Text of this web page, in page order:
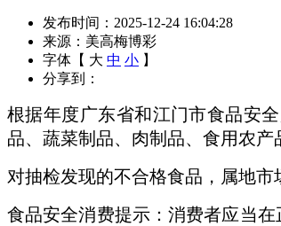
发布时间：2025-12-24 16:04:28
来源：美高梅博彩
字体【 大 中 小 】
分享到：
根据年度广东省和江门市食品安
品、蔬菜制品、肉制品、食用农产
对抽检发现的不合格食品，属地市
食品安全消费提示：消费者应当